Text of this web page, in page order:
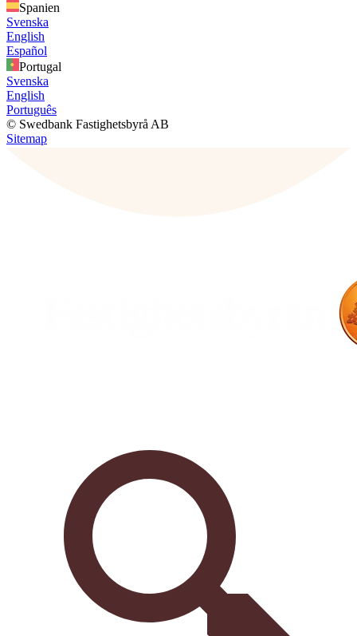
Spanien
Svenska
English
Español
Portugal
Svenska
English
Português
© Swedbank Fastighetsbyrå AB
Sitemap